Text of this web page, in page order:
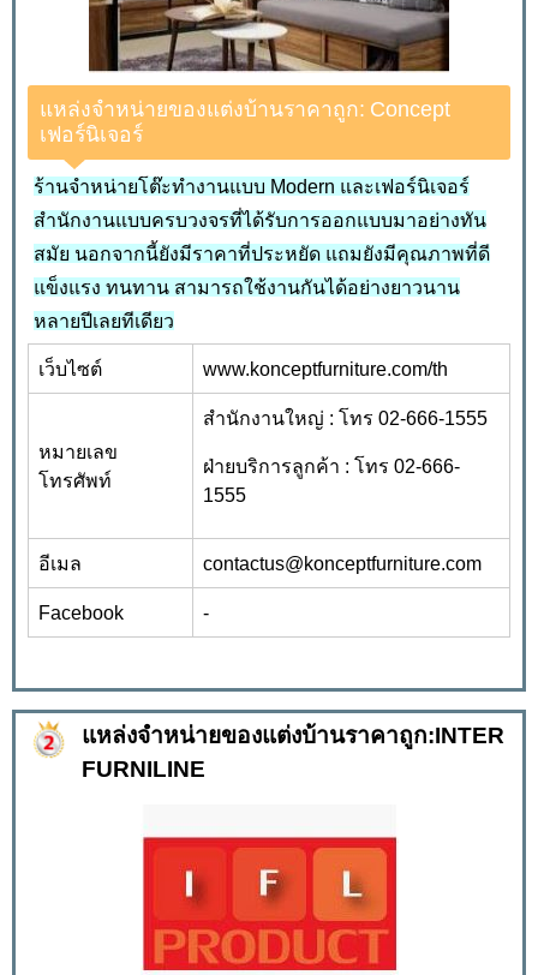
แหล่งจำหน่ายของแต่งบ้านราคาถูก: Concept
เฟอร์นิเจอร์
ร้านจำหน่ายโต๊ะทำงานแบบ Modern และเฟอร์นิเจอร์
สำนักงานแบบครบวงจรที่ได้รับการออกแบบมาอย่างทัน
สมัย นอกจากนี้ยังมีราคาที่ประหยัด แถมยังมีคุณภาพที่ดี
แข็งแรง ทนทาน สามารถใช้งานกันได้อย่างยาวนาน
หลายปีเลยทีเดียว
เว็บไซต์ www.konceptfurniture.com/th
หมายเลข
โทรศัพท์
สำนักงานใหญ่ : โทร 02-666-1555
ฝ่ายบริการลูกค้า : โทร 02-666-
1555
อีเมล contactus@konceptfurniture.com
Facebook -
แหล่งจำหน่ายของแต่งบ้านราคาถูก:INTER
FURNILINE